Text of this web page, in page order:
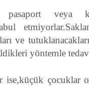
pasaport veya
ve
yöntemle tedavi
ise,küçük çocuklar